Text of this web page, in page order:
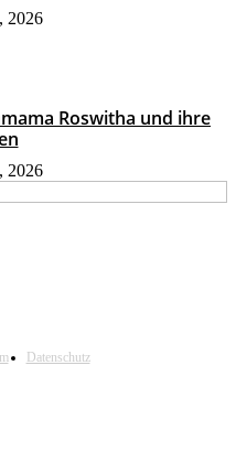
2026
Roswitha und ihre
2026
Datenschutz